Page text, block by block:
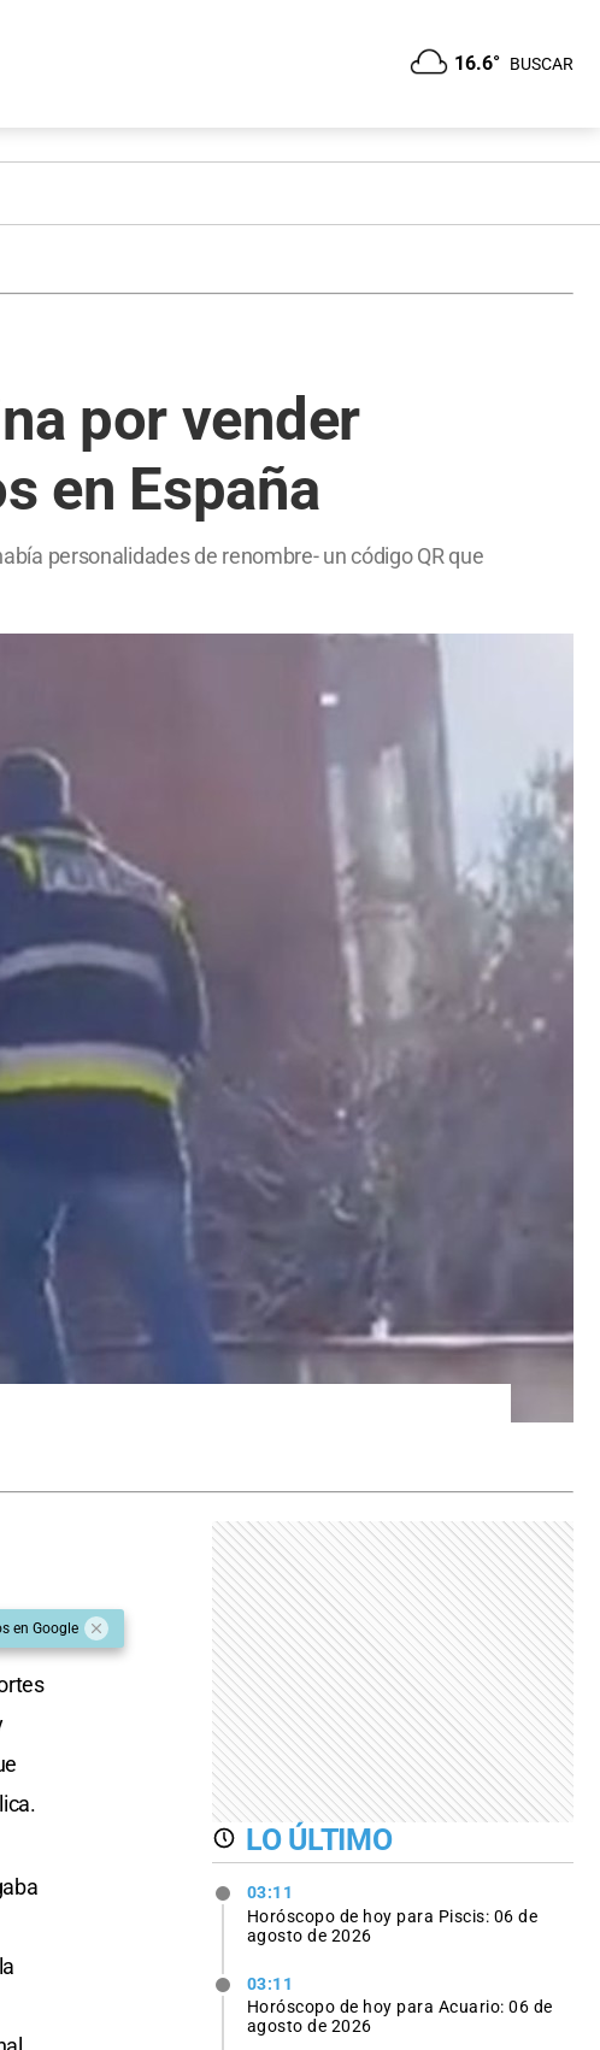
16.6° BUSCAR
por vender
en España
personalidades de renombre- un código QR que
en Google
LO ÚLTIMO
03:11
Horóscopo de hoy para Piscis: 06 de
agosto de 2026
03:11
Horóscopo de hoy para Acuario: 06 de
agosto de 2026